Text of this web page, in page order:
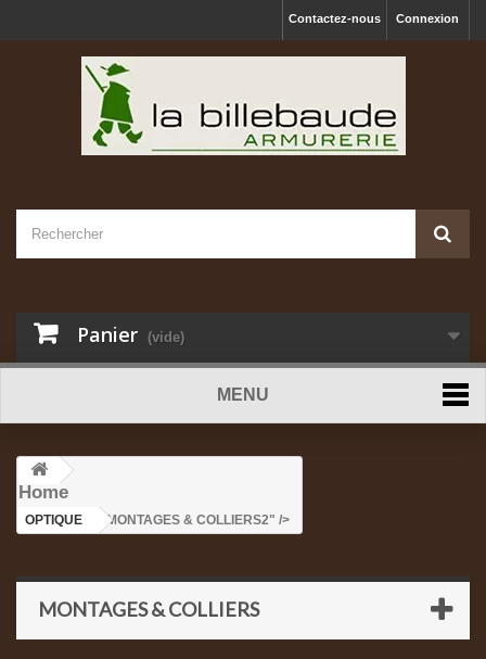
Connexion
Contactez-nous
Panier (vide)
MENU
Home
OPTIQUE >MONTAGES & COLLIERS2" />
MONTAGES & COLLIERS